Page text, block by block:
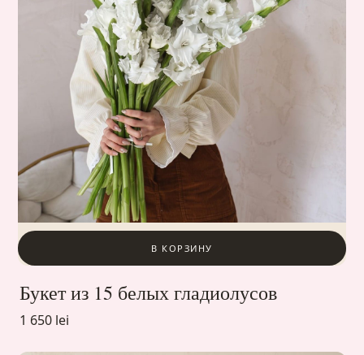
В КОРЗИНУ
Букет из 15 белых гладиолусов
1 650 lei